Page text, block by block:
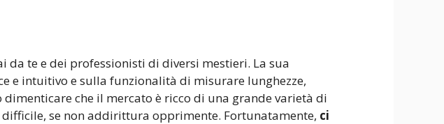
te e dei professionisti di diversi mestieri. La sua
e intuitivo e sulla funzionalità di misurare lunghezze,
che il mercato è ricco di una grande varietà di
se non addirittura opprimente. Fortunatamente, ci